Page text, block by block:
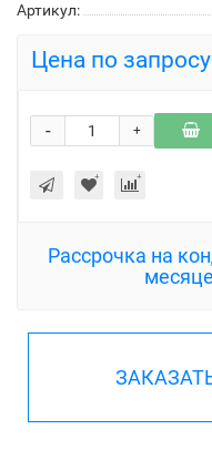
Артикул:
Цена по запросу
+
-
Рассрочка на